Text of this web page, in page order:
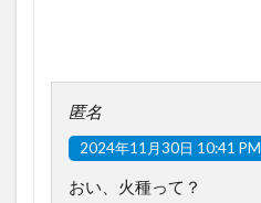
匿名
2024年11月30日 10:41 PM
おい、火種って？